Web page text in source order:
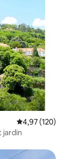
Évaluation
4,97 (120)
jardin